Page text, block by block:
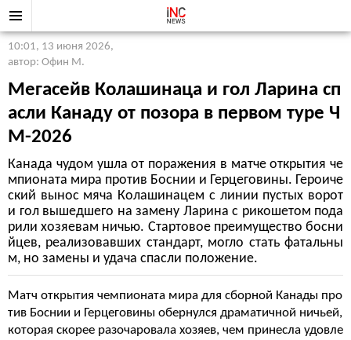
10:01, 13 июня 2026,
автор: Офин М.
Мегасейв Колашинаца и гол Ларина сп
асли Канаду от позора в первом туре Ч
М-2026
Канада чудом ушла от поражения в матче открытия че
мпионата мира против Боснии и Герцеговины. Героиче
ский вынос мяча Колашинацем с линии пустых ворот
и гол вышедшего на замену Ларина с рикошетом пода
рили хозяевам ничью. Стартовое преимущество босни
йцев, реализовавших стандарт, могло стать фатальны
м, но замены и удача спасли положение.
Матч открытия чемпионата мира для сборной Канады про
тив Боснии и Герцеговины обернулся драматичной ничьей,
которая скорее разочаровала хозяев, чем принесла удовле